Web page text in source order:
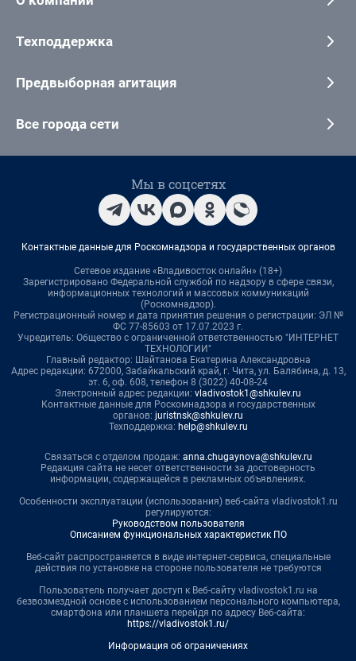
Техподдержка
Предвыборная агитация
Все города сети
Мы в соцсетях
Контактные данные для Роскомнадзора и государственных органов
Сетевое издание «Владивосток онлайн» (18+)
Зарегистрировано Федеральной службой по надзору в сфере связи,
информационных технологий и массовых коммуникаций
(Роскомнадзор).
Регистрационный номер и дата принятия решения о регистрации: ЭЛ №
ФС 77-85603 от 17.07.2023 г.
Учредитель: Общество с ограниченной ответственностью "ИНТЕРНЕТ
ТЕХНОЛОГИИ"
Главный редактор: Шайтанова Екатерина Александровна
Адрес редакции: 672000, Забайкальский край, г. Чита, ул. Балябина, д. 13,
эт. 6, оф. 608, телефон 8 (3022) 40-08-24
Электронный адрес редакции: vladivostok1@shkulev.ru
Контактные данные для Роскомнадзора и государственных
органов: juristnsk@shkulev.ru
Техподдержка: help@shkulev.ru
Связаться с отделом продаж: anna.chugaynova@shkulev.ru
Редакция сайта не несет ответственности за достоверность
информации, содержащейся в рекламных объявлениях.
Особенности эксплуатации (использования) веб-сайта vladivostok1.ru
регулируются:
Руководством пользователя
Описанием функциональных характеристик ПО
Веб-сайт распространяется в виде интернет-сервиса, специальные
действия по установке на стороне пользователя не требуются
Пользователь получает доступ к Веб-сайту vladivostok1.ru на
безвозмездной основе с использованием персонального компьютера,
смартфона или планшета перейдя по адресу Веб-сайта:
https://vladivostok1.ru/
Информация об ограничениях